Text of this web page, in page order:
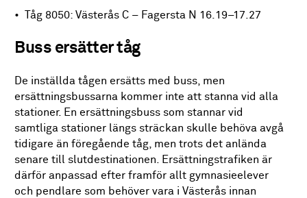
• Tåg 8050: Västerås C – Fagersta N 16.19–17.27
Buss ersätter tåg
De inställda tågen ersätts med buss, men
ersättningsbussarna kommer inte att stanna vid alla
stationer. En ersättningsbuss som stannar vid
samtliga stationer längs sträckan skulle behöva avgå
tidigare än föregående tåg, men trots det anlända
senare till slutdestinationen. Ersättningstrafiken är
därför anpassad efter framför allt gymnasieelever
och pendlare som behöver vara i Västerås innan